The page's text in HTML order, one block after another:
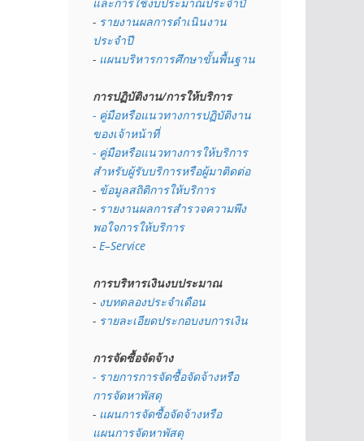
- รายงานผลการดำเนินงาน
ประจำปี
- แผนบริหารการศึกษาขั้นพื้นฐาน
การปฏิบัติงาน/การให้บริการ
- คู่มือหรือแนวทางการปฏิบัติงาน
ของเจ้าหน้าที่
- คู่มือหรือแนวทางการให้บริการ
สำหรับผู้รับบริการหรือผู้มาติดต่อ
- ข้อมูลสถิติการให้บริการ
- รายงานผลการสำรวจความพึง
พอใจการให้บริการ
- E–Service
การบริหารเงินงบประมาณ
- งบทดลองประจำเดือน
- รายละเอียดประกอบงบการเงิน
การจัดซื้อจัดจ้าง
- รายการการจัดซื้อจัดจ้างหรือ
การจัดหาพัสดุ
- แผนการจัดซื้อจัดจ้างหรือ
แผนการจัดหาพัสดุ